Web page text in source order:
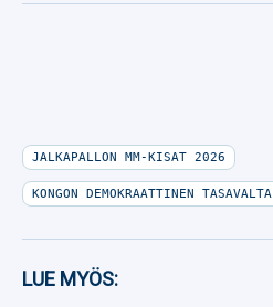
JALKAPALLON MM-KISAT 2026
KONGON DEMOKRAATTINEN TASAVALTA
LUE MYÖS: